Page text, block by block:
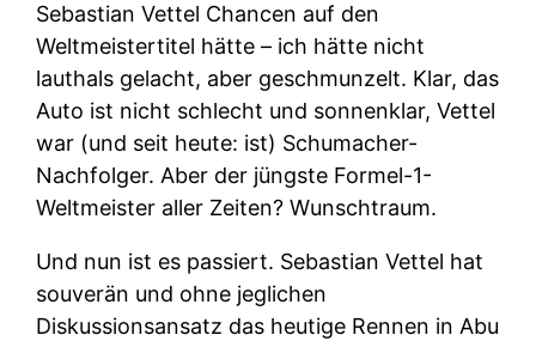
Sebastian Vettel Chancen auf den
Weltmeistertitel hätte – ich hätte nicht
lauthals gelacht, aber geschmunzelt. Klar, das
Auto ist nicht schlecht und sonnenklar, Vettel
war (und seit heute: ist) Schumacher-
Nachfolger. Aber der jüngste Formel-1-
Weltmeister aller Zeiten? Wunschtraum.
Und nun ist es passiert. Sebastian Vettel hat
souverän und ohne jeglichen
Diskussionsansatz das heutige Rennen in Abu